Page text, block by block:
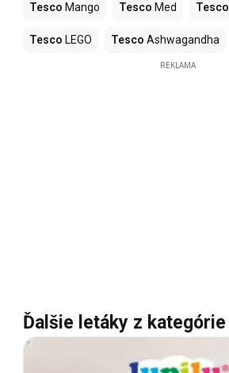
Tesco Mango Tesco Med Tesco
Tesco LEGO Tesco Ashwagandha
REKLAMA
Ďalšie letáky z kategórie